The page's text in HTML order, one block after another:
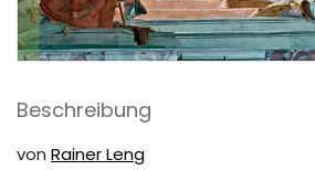
Beschreibung
von Rainer Leng